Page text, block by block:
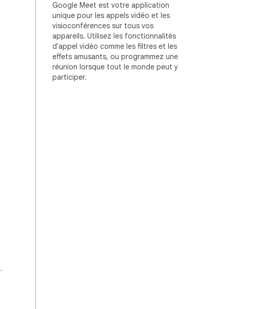
Google Meet est votre application
unique pour les appels vidéo et les
visioconférences sur tous vos
appareils. Utilisez les fonctionnalités
d'appel vidéo comme les filtres et les
effets amusants, ou programmez une
réunion lorsque tout le monde peut y
participer.